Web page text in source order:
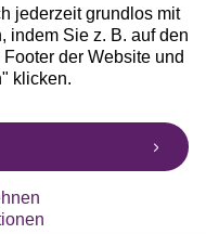
ohne
geschnitten als ein
Beinabschnitte
jederzeit grundlos mit
indem Sie z. B. auf den
der Website und
klicken.